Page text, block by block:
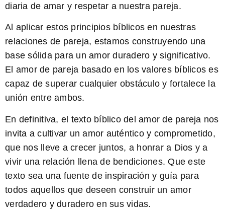
diaria de amar y respetar a nuestra pareja.
Al aplicar estos principios bíblicos en nuestras
relaciones de pareja, estamos construyendo una
base sólida para un amor duradero y significativo.
El amor de pareja basado en los valores bíblicos es
capaz de superar cualquier obstáculo y fortalece la
unión entre ambos.
En definitiva, el texto bíblico del amor de pareja nos
invita a cultivar un amor auténtico y comprometido,
que nos lleve a crecer juntos, a honrar a Dios y a
vivir una relación llena de bendiciones. Que este
texto sea una fuente de inspiración y guía para
todos aquellos que deseen construir un amor
verdadero y duradero en sus vidas.